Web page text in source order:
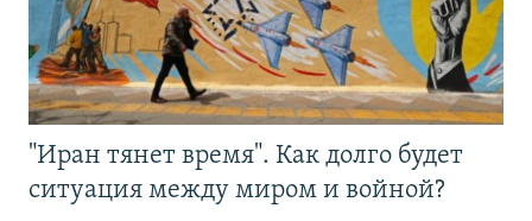
"Иран тянет время". Как долго будет
ситуация между миром и войной?